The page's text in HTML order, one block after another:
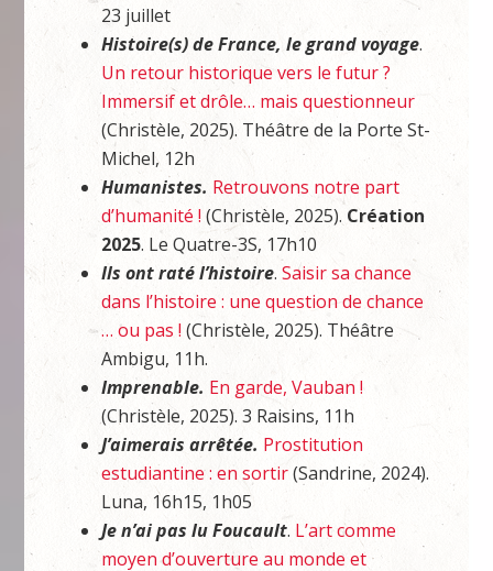
23 juillet
Histoire(s) de France, le grand voyage.
Un retour historique vers le futur ?
Immersif et drôle… mais questionneur
(Christèle, 2025). Théâtre de la Porte St-
Michel, 12h
Humanistes. Retrouvons notre part
d’humanité ! (Christèle, 2025). Création
2025. Le Quatre-3S, 17h10
Ils ont raté l’histoire.Saisir sa chance
dans l’histoire : une question de chance
… ou pas !(Christèle, 2025). Théâtre
Ambigu, 11h.
Imprenable. En garde, Vauban !
(Christèle, 2025). 3 Raisins, 11h
J’aimerais arrêtée. Prostitution
estudiantine : en sortir(Sandrine, 2024).
Luna, 16h15, 1h05
Je n’ai pas lu Foucault. L’art comme
moyen d’ouverture au monde et